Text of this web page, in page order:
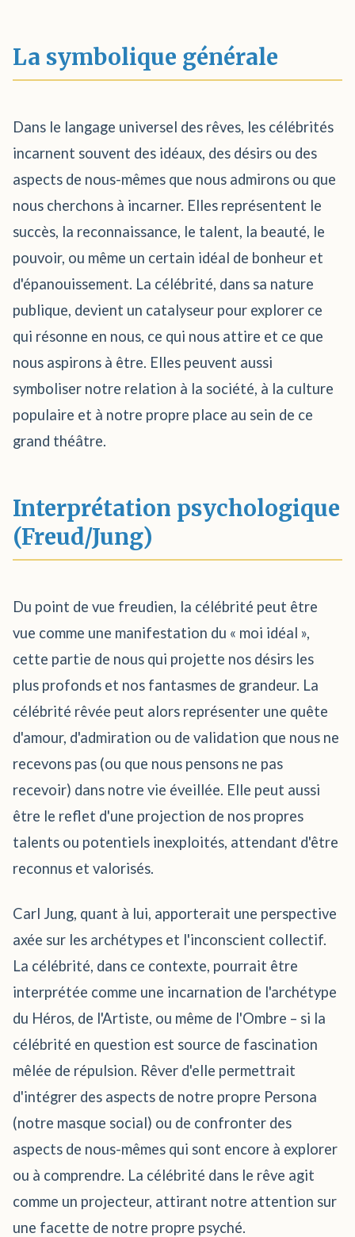
La symbolique générale
Dans le langage universel des rêves, les célébrités
incarnent souvent des idéaux, des désirs ou des
aspects de nous-mêmes que nous admirons ou que
nous cherchons à incarner. Elles représentent le
succès, la reconnaissance, le talent, la beauté, le
pouvoir, ou même un certain idéal de bonheur et
d'épanouissement. La célébrité, dans sa nature
publique, devient un catalyseur pour explorer ce
qui résonne en nous, ce qui nous attire et ce que
nous aspirons à être. Elles peuvent aussi
symboliser notre relation à la société, à la culture
populaire et à notre propre place au sein de ce
grand théâtre.
Interprétation psychologique
(Freud/Jung)
Du point de vue freudien, la célébrité peut être
vue comme une manifestation du « moi idéal »,
cette partie de nous qui projette nos désirs les
plus profonds et nos fantasmes de grandeur. La
célébrité rêvée peut alors représenter une quête
d'amour, d'admiration ou de validation que nous ne
recevons pas (ou que nous pensons ne pas
recevoir) dans notre vie éveillée. Elle peut aussi
être le reflet d'une projection de nos propres
talents ou potentiels inexploités, attendant d'être
reconnus et valorisés.
Carl Jung, quant à lui, apporterait une perspective
axée sur les archétypes et l'inconscient collectif.
La célébrité, dans ce contexte, pourrait être
interprétée comme une incarnation de l'archétype
du Héros, de l'Artiste, ou même de l'Ombre – si la
célébrité en question est source de fascination
mêlée de répulsion. Rêver d'elle permettrait
d'intégrer des aspects de notre propre Persona
(notre masque social) ou de confronter des
aspects de nous-mêmes qui sont encore à explorer
ou à comprendre. La célébrité dans le rêve agit
comme un projecteur, attirant notre attention sur
une facette de notre propre psyché.